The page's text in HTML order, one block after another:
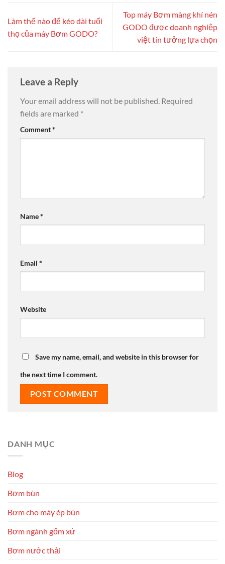
Làm thế nào để kéo dài tuổi
thọ của máy Bơm GODO?
Top máy Bơm màng khí nén
GODO được doanh nghiệp
việt tin tưởng lựa chọn
Leave a Reply
Your email address will not be published. Required
fields are marked *
Comment*
Name*
Email *
Website
Save my name, email, and website in this browser for
the next time I comment.
DANH MỤC
Blog
Bơm bùn
Bơm cho máy ép bùn
Bơm ngành gốm xứ
Bơm nước thải